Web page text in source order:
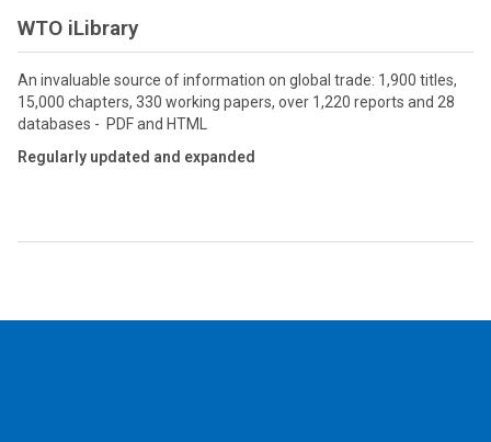
WTO iLibrary
An invaluable source of information on global trade: 1,900 titles,
15,000 chapters, 330 working papers, over 1,220 reports and 28
databases - PDF and HTML
Regularly updated and expanded